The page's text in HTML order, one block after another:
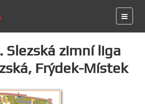
Slezská zimní liga
Frýdek-Místek